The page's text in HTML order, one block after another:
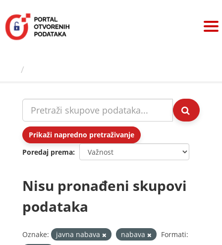
sadržaj
Prikaži napredno pretraživanje
Poredaj prema
Nisu pronađeni skupovi
podataka
Oznake: javna nabava nabava
Formati: